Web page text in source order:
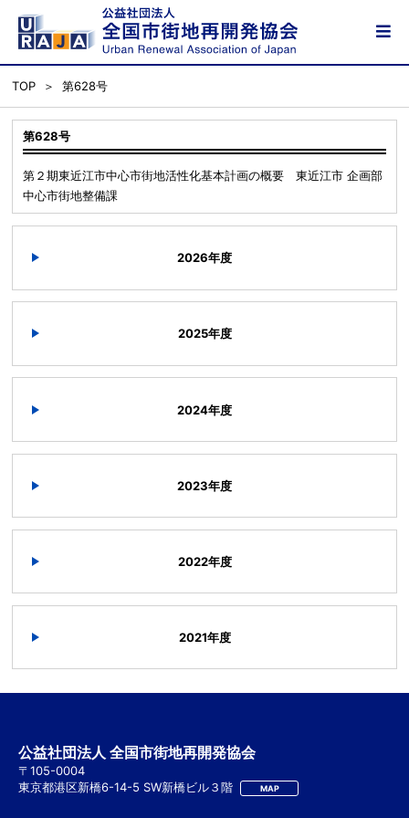
TOP 第628号
第628号
第２期東近江市中心市街地活性化基本計画の概要 東近江市 企画部
中心市街地整備課
2026年度
2025年度
2024年度
2023年度
2022年度
2021年度
公益社団法人 全国市街地再開発協会
〒105-0004
東京都港区新橋6-14-5 SW新橋ビル３階
MAP